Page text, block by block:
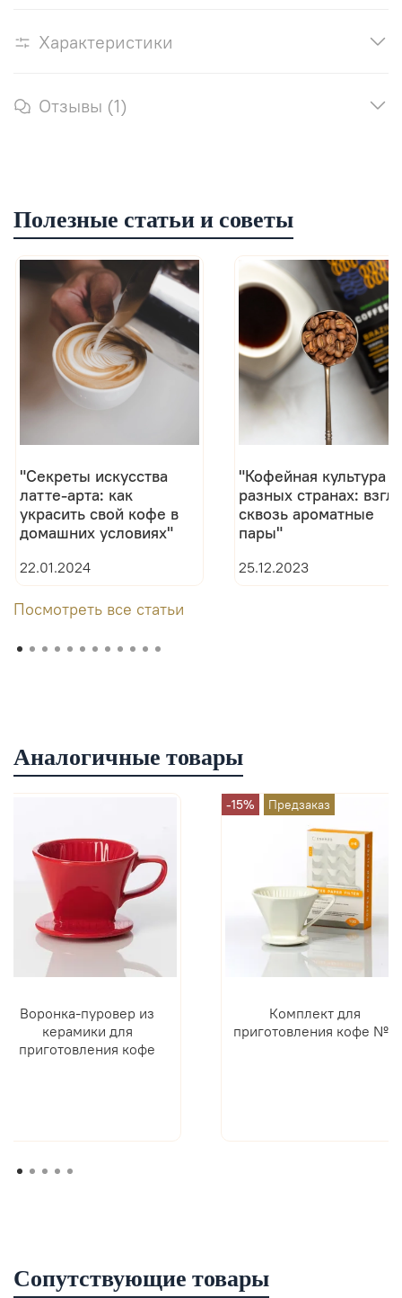
Характеристики
Отзывы (1)
Полезные статьи и советы
"Секреты искусства
латте-арта: как
украсить свой кофе в
домашних условиях"
22.01.2024
"Кофейная культура в
разных странах:
сквозь ароматные
пары"
25.12.2023
Посмотреть все статьи
Аналогичные товары
Воронка-пуровер из
керамики для
приготовления кофе
-15% Предзаказ
Комплект для
приготовления кофе №9
Сопутствующие товары